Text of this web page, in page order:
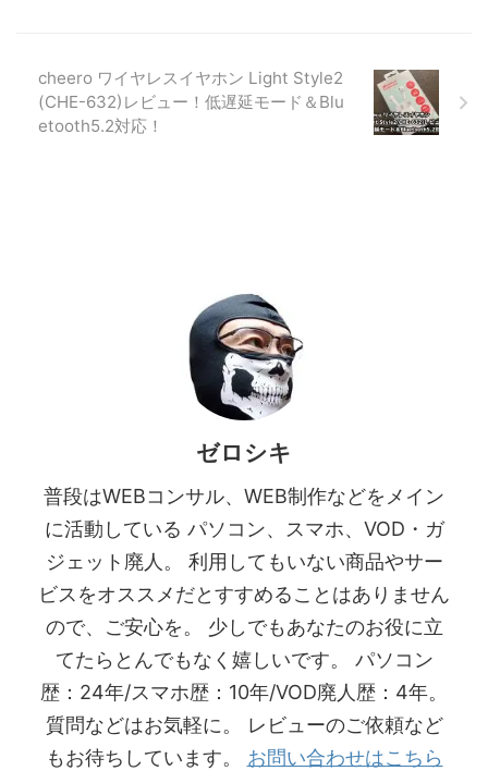
cheero ワイヤレスイヤホン Light Style2
(CHE-632)レビュー！低遅延モード＆Blu
etooth5.2対応！
ゼロシキ
普段はWEBコンサル、WEB制作などをメイン
に活動している パソコン、スマホ、VOD・ガ
ジェット廃人。 利用してもいない商品やサー
ビスをオススメだとすすめることはありません
ので、ご安心を。 少しでもあなたのお役に立
てたらとんでもなく嬉しいです。 パソコン
歴：24年/スマホ歴：10年/VOD廃人歴：4年。
質問などはお気軽に。 レビューのご依頼など
もお待ちしています。 お問い合わせはこちら